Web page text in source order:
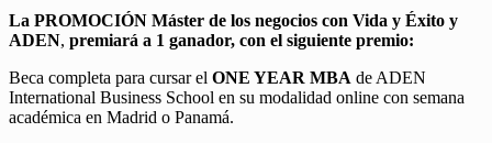
La PROMOCIÓN Máster de los negocios con Vida y Éxito y
ADEN, premiará a 1 ganador, con el siguiente premio:
Beca completa para cursar el ONE YEAR MBA de ADEN
International Business School en su modalidad online con semana
académica en Madrid o Panamá.